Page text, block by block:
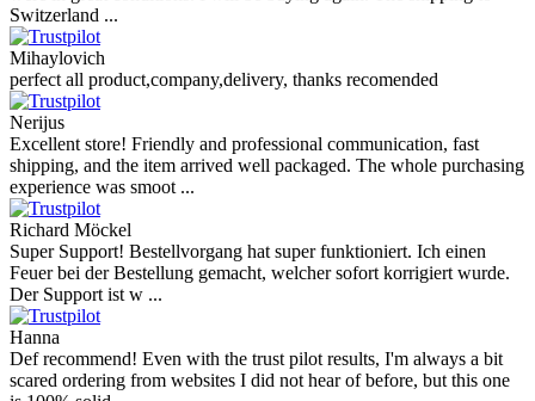
Switzerland ...
Mihaylovich
perfect all product,company,delivery, thanks recomended
Nerijus
Excellent store! Friendly and professional communication, fast
shipping, and the item arrived well packaged. The whole purchasing
experience was smoot ...
Richard Möckel
Super Support! Bestellvorgang hat super funktioniert. Ich einen
Feuer bei der Bestellung gemacht, welcher sofort korrigiert wurde.
Der Support ist w ...
Hanna
Def recommend! Even with the trust pilot results, I'm always a bit
scared ordering from websites I did not hear of before, but this one